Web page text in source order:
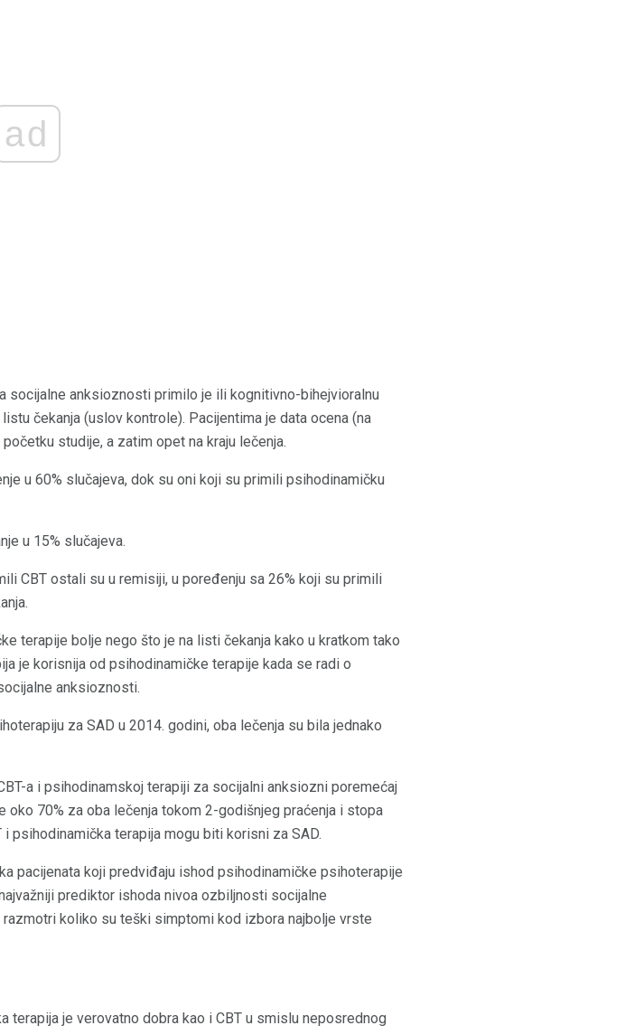
ad
socijalne anksioznosti primilo je ili kognitivno-bihejvioralnu
čekanja (uslov kontrole). Pacijentima je data ocena (na
studije, a zatim opet na kraju lečenja.
u 60% slučajeva, dok su oni koji su primili psihodinamičku
u 15% slučajeva.
CBT ostali su u remisiji, u poređenju sa 26% koji su primili
terapije bolje nego što je na listi čekanja kako u kratkom tako
je korisnija od psihodinamičke terapije kada se radi o
anksioznosti.
za SAD u 2014. godini, oba lečenja su bila jednako
a i psihodinamskoj terapiji za socijalni anksiozni poremećaj
70% za oba lečenja tokom 2-godišnjeg praćenja i stopa
psihodinamička terapija mogu biti korisni za SAD.
pacijenata koji predviđaju ishod psihodinamičke psihoterapije
prediktor ishoda nivoa ozbiljnosti socijalne
koliko su teški simptomi kod izbora najbolje vrste
terapija je verovatno dobra kao i CBT u smislu neposrednog